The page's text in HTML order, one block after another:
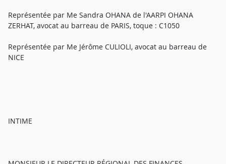
Représentée par Me Sandra OHANA de l'AARPI OHANA
ZERHAT, avocat au barreau de PARIS, toque : C1050
Représentée par Me Jérôme CULIOLI, avocat au barreau de
NICE
INTIME